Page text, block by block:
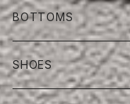
BOTTOMS
SHOES